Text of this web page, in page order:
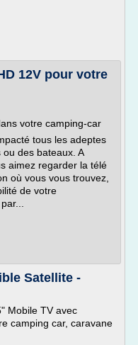
12V pour votre
votre camping-car
tous les adeptes
des bateaux. A
aimez regarder la télé
où vous vous trouvez,
de votre
Satellite -
Mobile TV avec
camping car, caravane